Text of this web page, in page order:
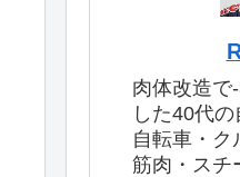
肉体改造で
した40代の
自転車・ク
筋肉・スチ